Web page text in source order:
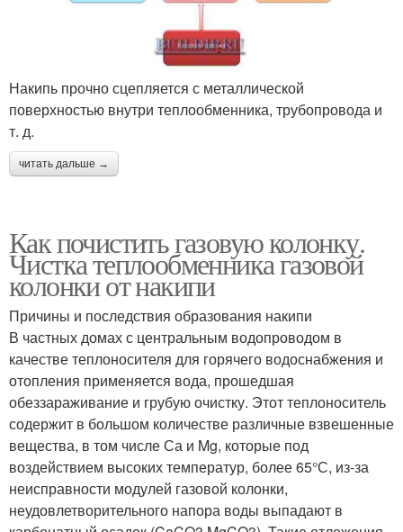
Накипь прочно сцепляется с металлической
поверхностью внутри теплообменника, трубопровода и
т. д.
читать дальше →
Как почистить газовую колонку.
Чистка теплообменника газовой
колонки от накипи
Причины и последствия образования накипи
В частных домах с центральным водопроводом в
качестве теплоносителя для горячего водоснабжения и
отопления применяется вода, прошедшая
обеззараживание и грубую очистку. Этот теплоноситель
содержит в большом количестве различные взвешенные
вещества, в том числе Са и Mg, которые под
воздействием высоких температур, более 65°С, из-за
неисправности модулей газовой колонки,
неудовлетворительного напора воды выпадают в